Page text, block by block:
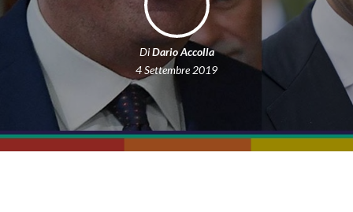
DiDario Accolla
4 Settembre 2019